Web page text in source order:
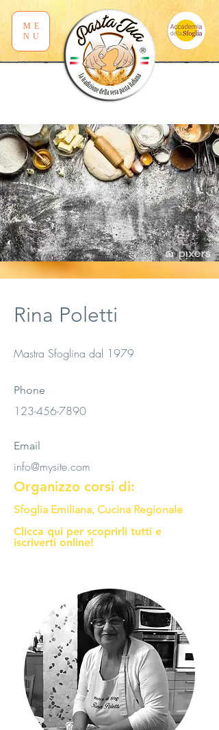
ME
NU
Rina Poletti
Mastra Sfoglina dal 1979
Phone
123-456-7890
Email
info@mysite.com
Organizzo corsi di:
Sfoglia Emiliana, Cucina Regionale
Clicca qui per scoprirli tutti e
iscriverti online!